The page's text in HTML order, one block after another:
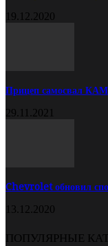
19.12.2020
Прицеп самосвал
29.11.2021
Chevrolet обновил
13.12.2020
ПОПУЛЯРНЫЕ